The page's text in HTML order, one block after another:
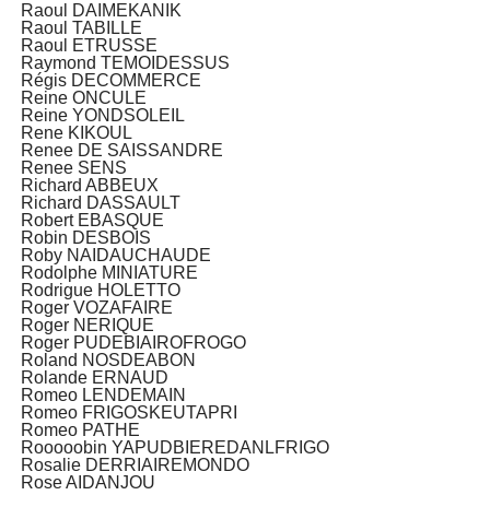
Raoul DAIMEKANIK
Raoul TABILLE
Raoul ETRUSSE
Raymond TEMOIDESSUS
Régis DECOMMERCE
Reine ONCULE
Reine YONDSOLEIL
Rene KIKOUL
Renee DE SAISSANDRE
Renee SENS
Richard ABBEUX
Richard DASSAULT
Robert EBASQUE
Robin DESBOIS
Roby NAIDAUCHAUDE
Rodolphe MINIATURE
Rodrigue HOLETTO
Roger VOZAFAIRE
Roger NERIQUE
Roger PUDEBIAIROFROGO
Roland NOSDEABON
Rolande ERNAUD
Romeo LENDEMAIN
Romeo FRIGOSKEUTAPRI
Romeo PATHE
Rooooobin YAPUDBIEREDANLFRIGO
Rosalie DERRIAIREMONDO
Rose AIDANJOU